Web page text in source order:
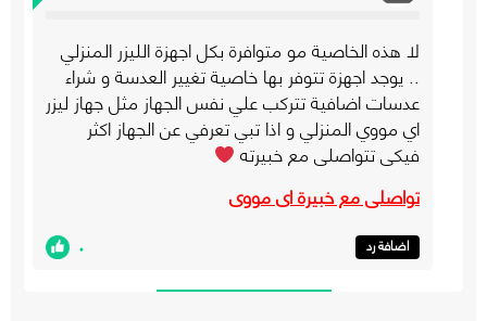
لا هذه الخاصية مو متوافرة بكل اجهزة الليزر المنزلي
.. يوجد اجهزة تتوفر بها خاصية تغيير العدسة و شراء
عدسات اضافية تتركب علي نفس الجهاز مثل جهاز ليزر
اي مووي المنزلي و اذا تبي تعرفي عن الجهاز اكثر
فيكي تتواصلي مع خبيرته
تواصلي مع خبيرة اي مووي
اضافة رد ٠